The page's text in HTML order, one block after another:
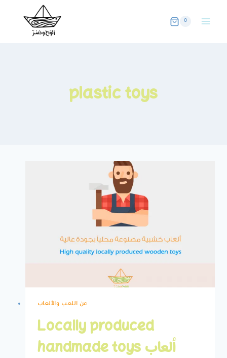
0
plastic toys
عن اللعب والألعاب
Locally produced
handmade toys ألعاب